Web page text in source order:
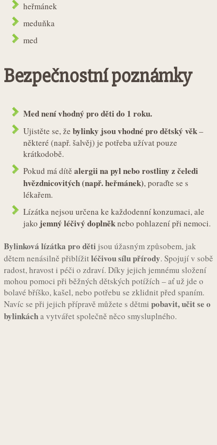
heřmánek
meduňka
med
Bezpečnostní poznámky
Med není vhodný pro děti do 1 roku.
Ujistěte se, že bylinky jsou vhodné pro dětský věk–
některé (např. šalvěj) je potřeba užívat pouze
krátkodobě.
Pokud má dítě alergii na pyl nebo rostliny z čeledi
hvězdnicovitých (např. heřmánek), poraďte se s
lékařem.
Lízátka nejsou určena ke každodenní konzumaci, ale
jako jemný léčivý doplněknebo pohlazení při nemoci.
Bylinková lízátka pro děti jsou úžasným způsobem, jak
dětem nenásilně přiblížitléčivou sílu přírody. Spojují v sobě
radost, hravost i péči o zdraví. Díky jejich jemnému složení
mohou pomoci při běžných dětských potížích – ať už jde o
bolavé bříško, kašel, nebo potřebu se zklidnit před spaním.
Navíc se při jejich přípravě můžete s dětmi pobavit, učit se o
bylinkácha vytvářet společně něco smysluplného.